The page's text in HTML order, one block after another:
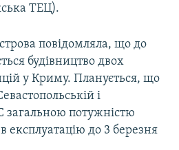
ТЕЦ).
повідомляла, що до
будівництво двох
у Криму. Планується, що
і
загальною потужністю
експлуатацію до 3 березня